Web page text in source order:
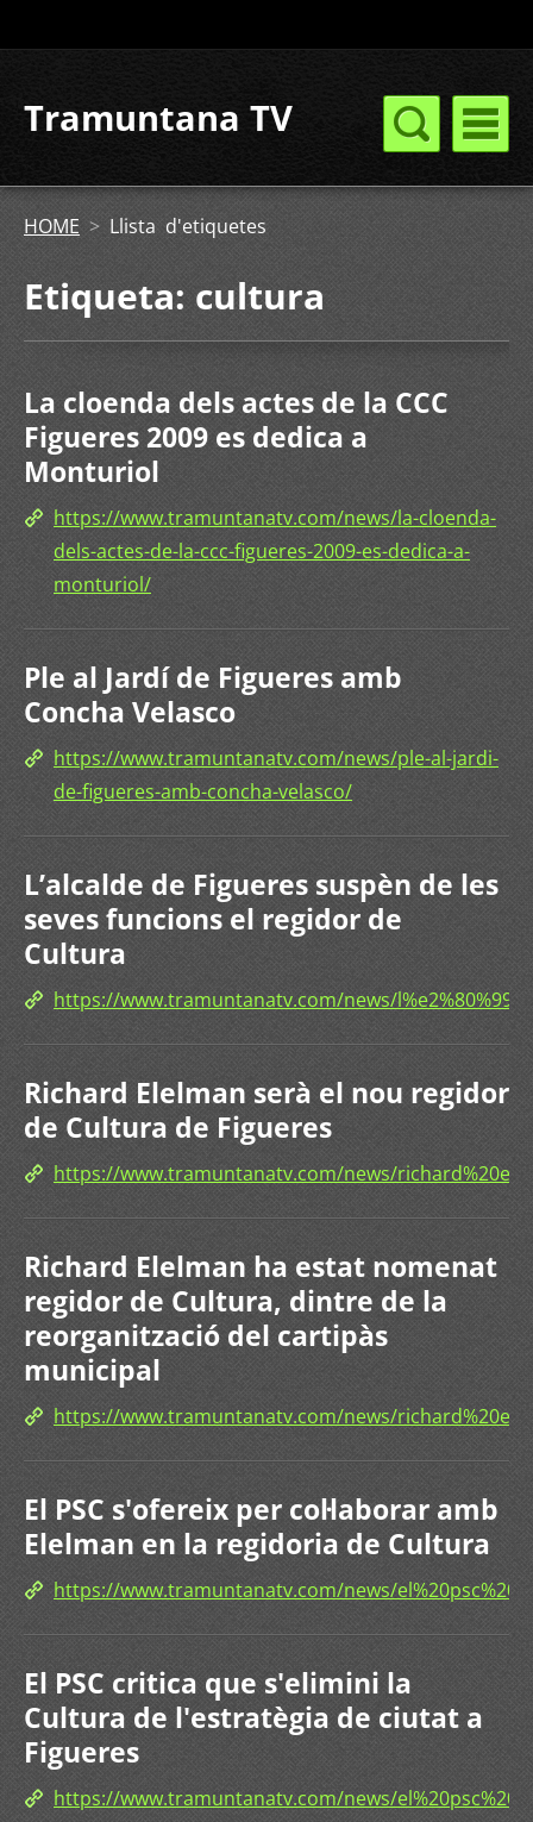
Tramuntana TV
HOME > Llista d'etiquetes
Etiqueta: cultura
La cloenda dels actes de la CCC
Figueres 2009 es dedica a
Monturiol
https://www.tramuntanatv.com/news/la-cloenda-
dels-actes-de-la-ccc-figueres-2009-es-dedica-a-
monturiol/
Ple al Jardí de Figueres amb
Concha Velasco
https://www.tramuntanatv.com/news/ple-al-jardi-
de-figueres-amb-concha-velasco/
L’alcalde de Figueres suspèn de les
seves funcions el regidor de
Cultura
https://www.tramuntanatv.com/news/
Richard Elelman serà el nou regidor
de Cultura de Figueres
https://www.tramuntanatv.com/news/
Richard Elelman ha estat nomenat
regidor de Cultura, dintre de la
reorganització del cartipàs
municipal
https://www.tramuntanatv.com/news/
El PSC s'ofereix per col·laborar amb
Elelman en la regidoria de Cultura
https://www.tramuntanatv.com/news/
El PSC critica que s'elimini la
Cultura de l'estratègia de ciutat a
Figueres
https://www.tramuntanatv.com/news/